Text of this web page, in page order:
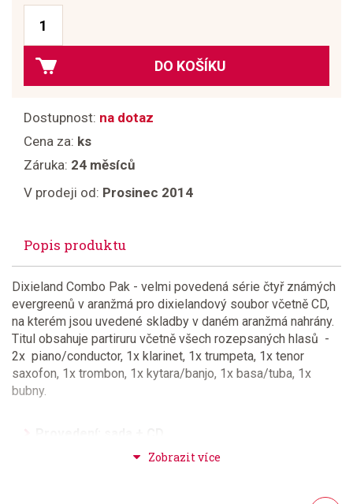
DO KOŠÍKU
Dostupnost: na dotaz
Cena za: ks
Záruka: 24 měsíců
V prodeji od: Prosinec 2014
Popis produktu
Dixieland Combo Pak - velmi povedená série čtyř známých
evergreenů v aranžmá pro dixielandový soubor včetně CD,
na kterém jsou uvedené skladby v daném aranžmá nahrány.
Titul obsahuje partiruru včetně všech rozepsaných hlasů -
2x piano/conductor, 1x klarinet, 1x trumpeta, 1x tenor
saxofon, 1x trombon, 1x kytara/banjo, 1x basa/tuba, 1x
bubny.